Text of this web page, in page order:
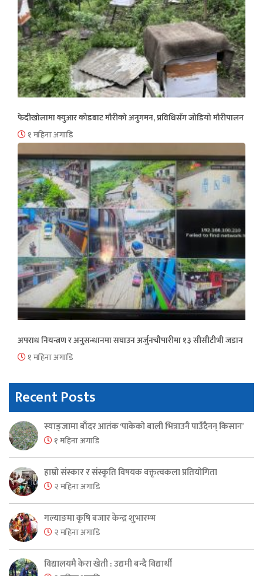
फेदीखोलामा क्युआर कोडबाट मौरीको अनुगमन, प्रविधिसँग जोडियो मौरीपालन
१ महिना अगाडि
अपराध नियन्त्रण र अनुसन्धानमा सघाउन अर्जुनचौपारीमा १३ सीसीटीभी जडान
१ महिना अगाडि
Recent Posts
स्याङ्जामा बाँदर आतंक ‘पाकेको बाली भित्राउनै पाउँदैनन् किसान’
१ महिना अगाडि
हाम्रो संस्कार र संस्कृति विषयक वक्तृत्वकला प्रतियोगिता
२ महिना अगाडि
गल्याङमा कृषि बजार केन्द्र शुभारम्भ
२ महिना अगाडि
विद्यालयमै केरा खेती : उद्यमी बन्दै विद्यार्थी